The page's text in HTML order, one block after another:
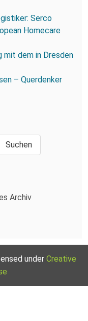
Serco
Homecare
mit dem in Dresden
– Querdenker
Archiv
under Creative